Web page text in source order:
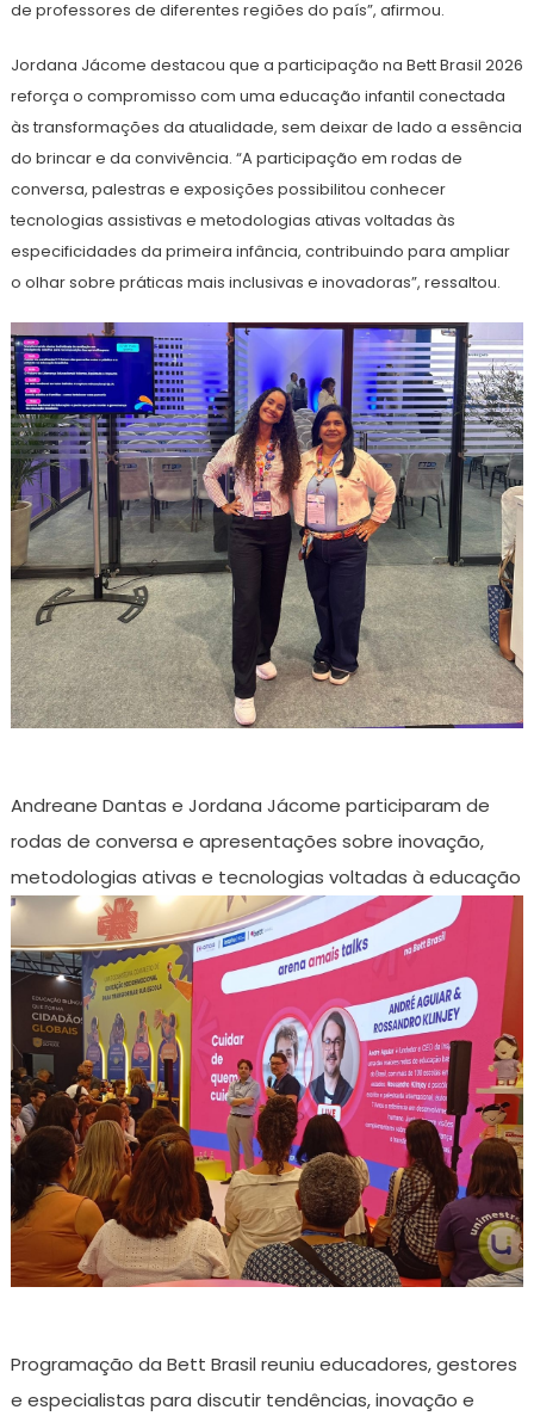
de professores de diferentes regiões do país”, afirmou.
Jordana Jácome destacou que a participação na Bett Brasil 2026
reforça o compromisso com uma educação infantil conectada
às transformações da atualidade, sem deixar de lado a essência
do brincar e da convivência. “A participação em rodas de
conversa, palestras e exposições possibilitou conhecer
tecnologias assistivas e metodologias ativas voltadas às
especificidades da primeira infância, contribuindo para ampliar
o olhar sobre práticas mais inclusivas e inovadoras”, ressaltou.
Andreane Dantas e Jordana Jácome participaram de
rodas de conversa e apresentações sobre inovação,
metodologias ativas e tecnologias voltadas à educação
Programação da Bett Brasil reuniu educadores, gestores
e especialistas para discutir tendências, inovação e